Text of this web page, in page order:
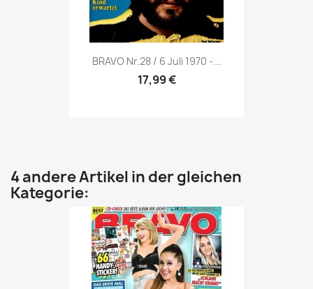
Vorschau
BRAVO Nr.28 / 6 Juli 1970 -...
17,99 €
4 andere Artikel in der gleichen
Kategorie: